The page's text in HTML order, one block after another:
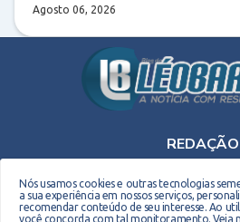
Agosto 06, 2026
REDAÇÃO
Nós usamos cookies e outras tecnologias
a sua experiência em nossos serviços,
recomendar conteúdo de seu interesse. Ao
você concorda com tal monitoramento.Veja